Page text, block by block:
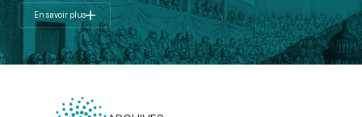
En savoir plus